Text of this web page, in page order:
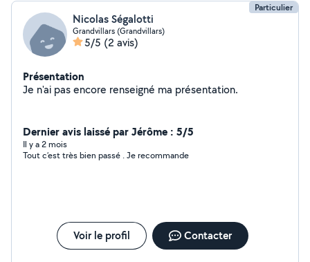
Particulier
Nicolas Ségalotti
Grandvillars (Grandvillars)
5/5 (2 avis)
Présentation
Je n'ai pas encore renseigné ma présentation.
Dernier avis laissé par Jérôme : 5/5
Il y a 2 mois
Tout c’est très bien passé . Je recommande
Voir le profil Contacter